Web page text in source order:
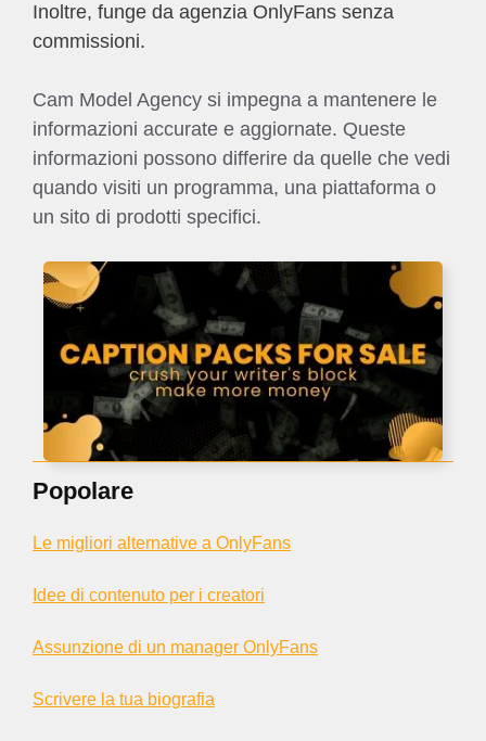
Inoltre, funge da agenzia OnlyFans senza
commissioni.
Cam Model Agency si impegna a mantenere le
informazioni accurate e aggiornate. Queste
informazioni possono differire da quelle che vedi
quando visiti un programma, una piattaforma o
un sito di prodotti specifici.
Popolare
Le migliori alternative a OnlyFans
Idee di contenuto per i creatori
Assunzione di un manager OnlyFans
Scrivere la tua biografia